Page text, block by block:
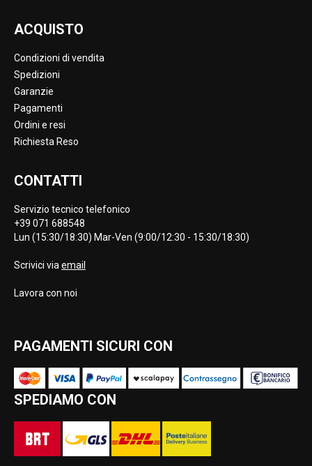
ACQUISTO
Condizioni di vendita
Spedizioni
Garanzie
Pagamenti
Ordini e resi
Richiesta Reso
CONTATTI
Servizio tecnico telefonico
+39 071 688548
Lun (15:30/18:30) Mar-Ven (9:00/12:30 - 15:30/18:30)
Scrivici via email
Lavora con noi
PAGAMENTI SICURI CON
SPEDIAMO CON